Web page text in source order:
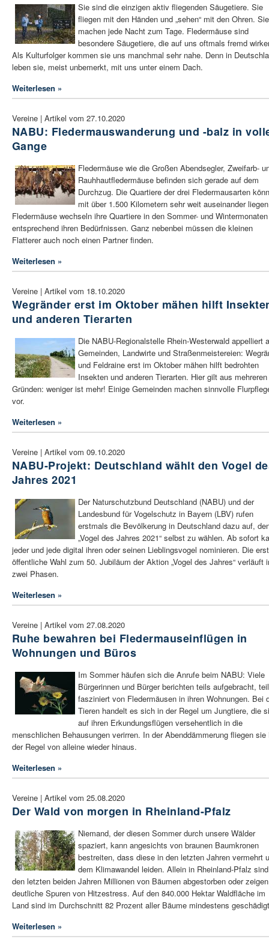
Sie sind die einzigen aktiv fliegenden Säugetiere. Sie
fliegen mit den Händen und „sehen“ mit den Ohren. Sie
machen jede Nacht zum Tage. Fledermäuse sind
besondere Säugetiere, die auf uns oftmals fremd
Als Kulturfolger kommen sie uns manchmal sehr nahe. Denn in
leben sie, meist unbemerkt, mit uns unter einem Dach.
Weiterlesen »
Vereine | Artikel vom 27.10.2020
NABU: Fledermauswanderung und -balz in
Gange
Fledermäuse wie die Großen Abendsegler, Zweifarb-
Rauhhautfledermäuse befinden sich gerade auf dem
Durchzug. Die Quartiere der drei Fledermausarten
mit über 1.500 Kilometern sehr weit auseinander
Fledermäuse wechseln ihre Quartiere in den Sommer- und Wintermonaten
entsprechend ihren Bedürfnissen. Ganz nebenbei müssen die kleinen
Flatterer auch noch einen Partner finden.
Weiterlesen »
Vereine | Artikel vom 18.10.2020
Wegränder erst im Oktober mähen hilft
und anderen Tierarten
Die NABU-Regionalstelle Rhein-Westerwald appelliert
Gemeinden, Landwirte und Straßenmeistereien:
und Feldraine erst im Oktober mähen hilft bedrohten
Insekten und anderen Tierarten. Hier gilt aus mehreren
Gründen: weniger ist mehr! Einige Gemeinden machen sinnvolle
vor.
Weiterlesen »
Vereine | Artikel vom 09.10.2020
NABU-Projekt: Deutschland wählt den Vogel
Jahres 2021
Der Naturschutzbund Deutschland (NABU) und der
Landesbund für Vogelschutz in Bayern (LBV) rufen
erstmals die Bevölkerung in Deutschland dazu auf,
„Vogel des Jahres 2021“ selbst zu wählen. Ab sofort
jeder und jede digital ihren oder seinen Lieblingsvogel nominieren. Die
öffentliche Wahl zum 50. Jubiläum der Aktion „Vogel des Jahres“ verläuft
zwei Phasen.
Weiterlesen »
Vereine | Artikel vom 27.08.2020
Ruhe bewahren bei Fledermauseinflügen in
Wohnungen und Büros
Im Sommer häufen sich die Anrufe beim NABU: Viele
Bürgerinnen und Bürger berichten teils aufgebracht,
fasziniert von Fledermäusen in ihren Wohnungen. Bei
Tieren handelt es sich in der Regel um Jungtiere, die
auf ihren Erkundungsflügen versehentlich in die
menschlichen Behausungen verirren. In der Abenddämmerung fliegen sie
der Regel von alleine wieder hinaus.
Weiterlesen »
Vereine | Artikel vom 25.08.2020
Der Wald von morgen in Rheinland-Pfalz
Niemand, der diesen Sommer durch unsere Wälder
spaziert, kann angesichts von braunen Baumkronen
bestreiten, dass diese in den letzten Jahren vermehrt
dem Klimawandel leiden. Allein in Rheinland-Pfalz
den letzten beiden Jahren Millionen von Bäumen abgestorben oder zeigen
deutliche Spuren von Hitzestress. Auf den 840.000 Hektar Waldfläche im
Land sind im Durchschnitt 82 Prozent aller Bäume mindestens
Weiterlesen »